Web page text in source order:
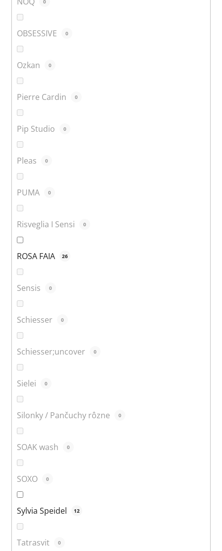
0
OBSESSIVE 0
Ozkan 0
Pierre Cardin 0
Pip Studio 0
Pleas 0
PUMA 0
Risveglia I Sensi 0
ROSA FAIA 26
Sensis 0
Schiesser 0
Schiesser;uncover 0
Sielei 0
Silonky / Pančuchy rôzne 0
SOAK wash 0
SOXO 0
Sylvia Speidel 12
Tatrasvit 0